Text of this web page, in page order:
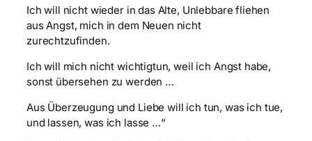
Ich will nicht wieder in das Alte, Unlebbare fliehen
aus Angst, mich in dem Neuen nicht
zurechtzufinden.
Ich will mich nicht wichtigtun, weil ich Angst habe,
sonst übersehen zu werden …
Aus Überzeugung und Liebe will ich tun, was ich tue,
und lassen, was ich lasse …“